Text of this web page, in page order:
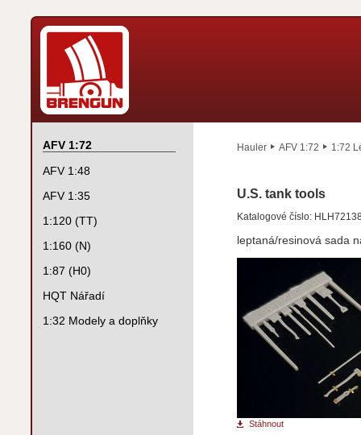
Hauler AFV 1:72 1:72
U.S. tank tools
Katalogové číslo:
leptaná/resinová sada
Stáhnout
AFV 1:72
AFV 1:48
AFV 1:35
1:120 (TT)
1:160 (N)
1:87 (H0)
HQT Nářadí
1:32 Modely a doplňky